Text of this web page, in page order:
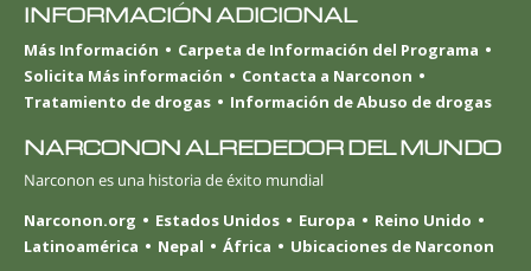
INFORMACIÓN ADICIONAL
Más Información
Carpeta de Información del Programa
Solicita Más información
Contacta a Narconon
Tratamiento de drogas
Información de Abuso de drogas
NARCONON ALREDEDOR DEL MUNDO
Narconon es una historia de éxito mundial
Narconon.org
Estados Unidos Europa
Reino Unido
Latinoamérica
Nepal África Ubicaciones de Narconon